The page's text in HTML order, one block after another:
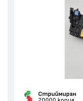
Стриймиран